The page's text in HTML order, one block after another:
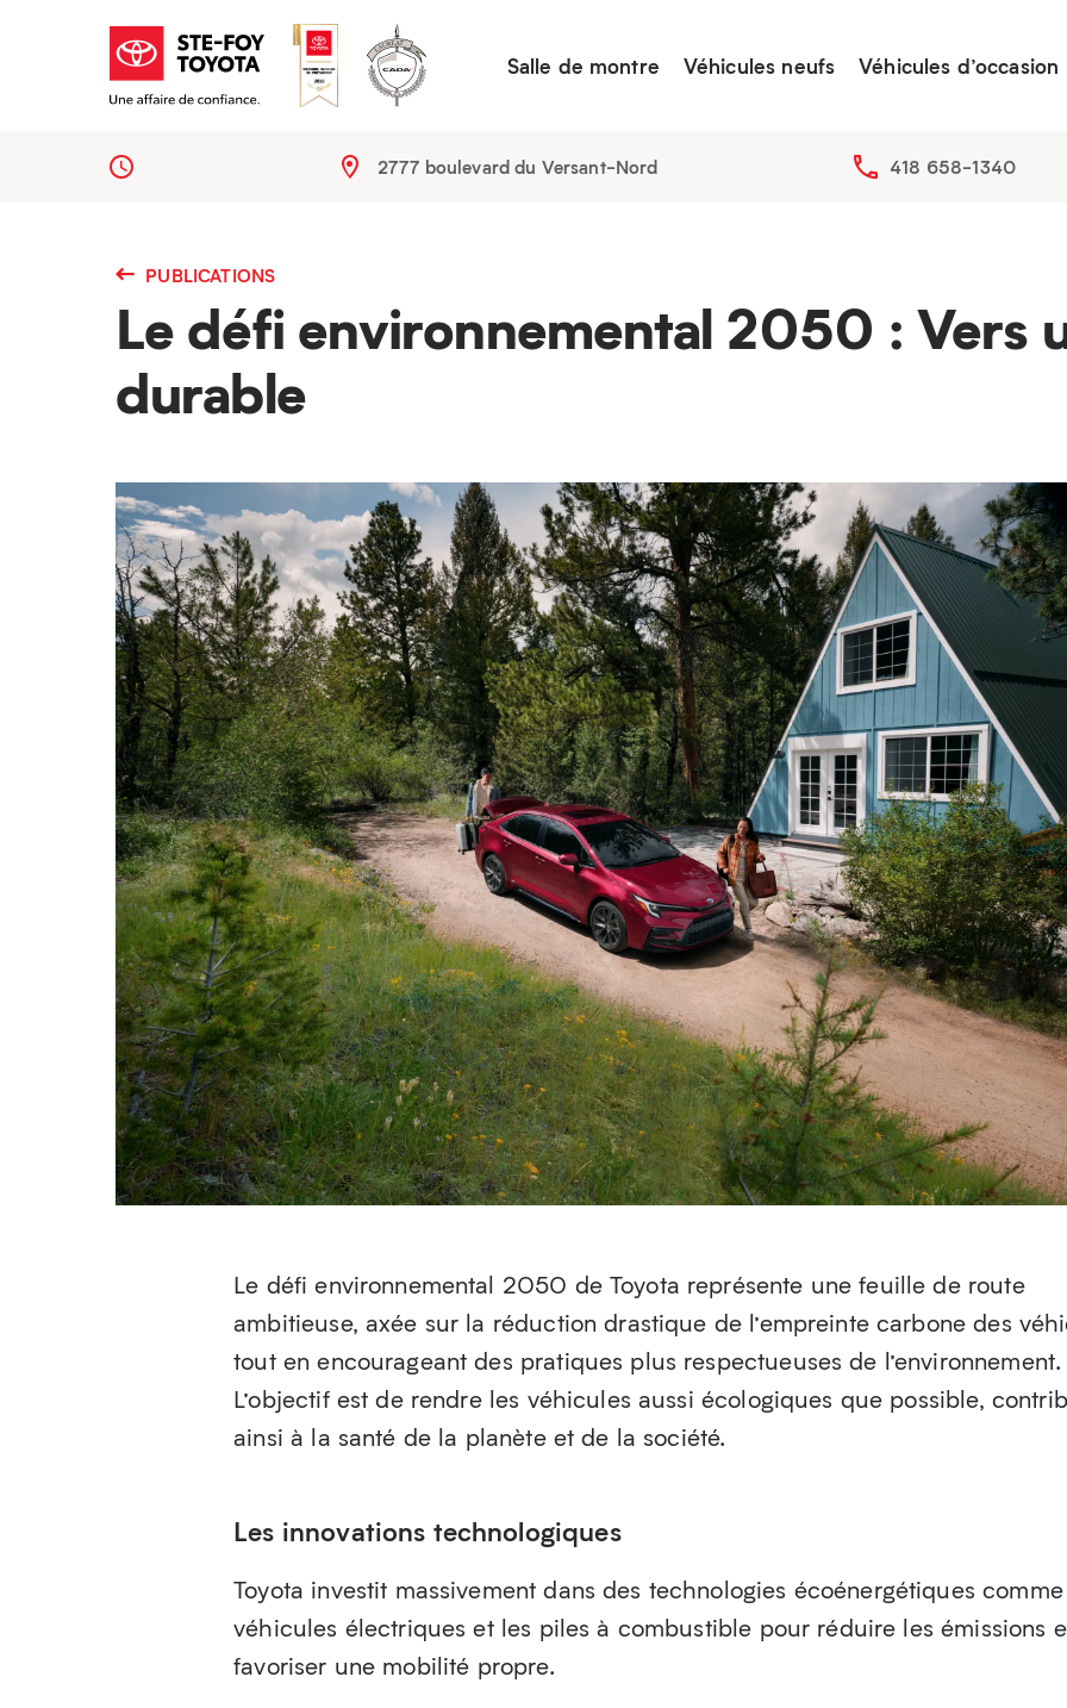
Salle de montre Véhicules neufs Véhicules d’occasion
2777 boulevard du Versant-Nord 418 658-1340
PUBLICATIONS
Le défi environnemental 2050 : Vers
durable
Le défi environnemental 2050 de Toyota représente une feuille de route
ambitieuse, axée sur la réduction drastique de l’empreinte carbone des
tout en encourageant des pratiques plus respectueuses de l’environnement.
L’objectif est de rendre les véhicules aussi écologiques que possible,
ainsi à la santé de la planète et de la société.
Les innovations technologiques
Toyota investit massivement dans des technologies écoénergétiques
véhicules électriques et les piles à combustible pour réduire les émissions
favoriser une mobilité propre.